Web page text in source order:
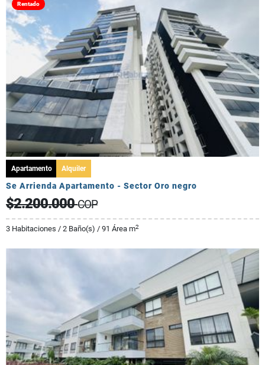
Rentado
Apartamento Alquiler
Se Arrienda Apartamento - Sector Oro negro
$2.200.000COP
3 Habitaciones / 2 Baño(s) / 91 Área m2